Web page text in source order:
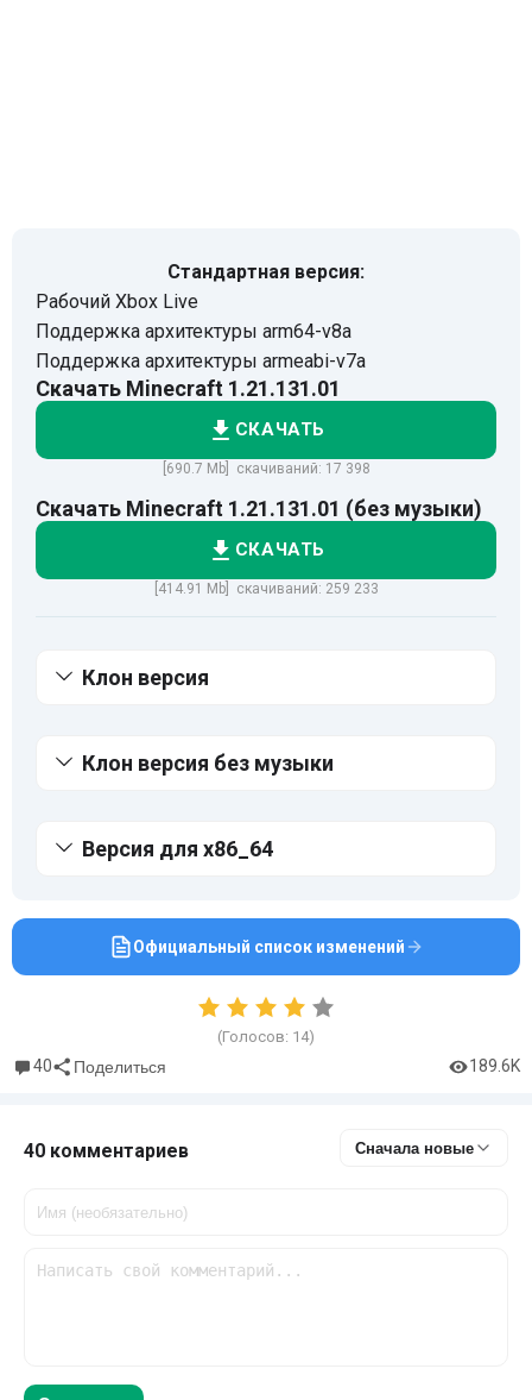
Стандартная версия:
Рабочий Xbox Live
Поддержка архитектуры arm64-v8a
Поддержка архитектуры armeabi-v7a
Скачать Minecraft 1.21.131.01
СКАЧАТЬ
[690.7 Mb] скачиваний: 17 398
Скачать Minecraft 1.21.131.01 (без музыки)
СКАЧАТЬ
[414.91 Mb] скачиваний: 259 233
Клон версия
Клон версия без музыки
Версия для x86_64
Официальный список изменений
(Голосов: 14)
40 Поделиться 189.6K
40 комментариев Сначала новые